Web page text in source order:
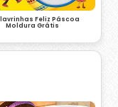
Feliz Páscoa
Moldura Grátis